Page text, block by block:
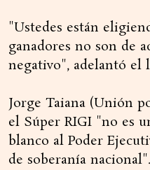
"Ustedes están
ganadores no son de
negativo", adelantó el
Jorge Taiana (Unión
el Súper RIGI "no es
blanco al Poder
de soberanía nacional".